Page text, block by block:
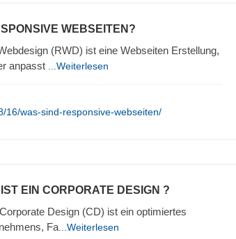
WEBSEITEN?
(RWD) ist eine Webseiten Erstellung,
anpasst
...Weiterlesen
16/was-sind-responsive-webseiten/
EIN CORPORATE DESIGN ?
Design (CD) ist ein optimiertes
Fa ...Weiterlesen